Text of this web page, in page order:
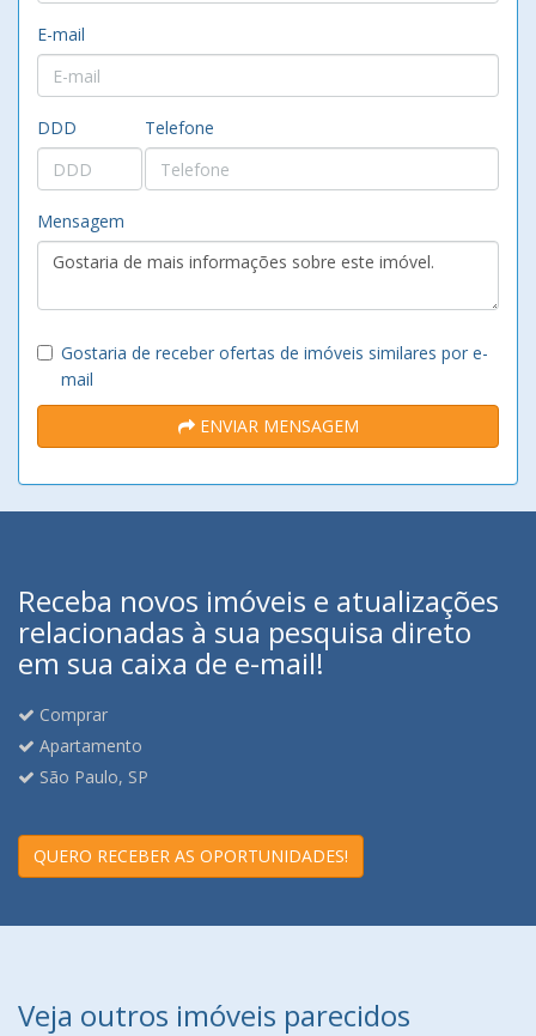
E-mail
DDD Telefone
Mensagem
Gostaria de receber ofertas de imóveis similares por e-
mail
ENVIAR MENSAGEM
Receba novos imóveis e atualizações
relacionadas à sua pesquisa direto
em sua caixa de e-mail!
Comprar
Apartamento
São Paulo, SP
QUERO RECEBER AS OPORTUNIDADES!
Veja outros imóveis parecidos